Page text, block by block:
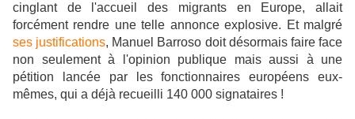
cinglant de l'accueil des migrants en Europe, allait
forcément rendre une telle annonce explosive. Et malgré
ses justifications, Manuel Barroso doit désormais faire face
non seulement à l'opinion publique mais aussi à une
pétition lancée par les fonctionnaires européens eux-
mêmes, qui a déjà recueilli 140 000 signataires !